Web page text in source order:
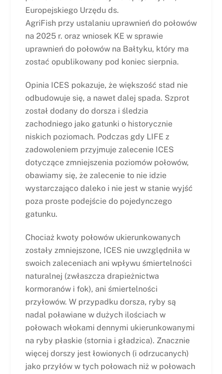
Europejskiego Urzędu ds.
AgriFish przy ustalaniu uprawnień do połowów
na 2025 r. oraz wniosek KE w sprawie
uprawnień do połowów na Bałtyku, który ma
zostać opublikowany pod koniec sierpnia.
Opinia ICES pokazuje, że większość stad nie
odbudowuje się, a nawet dalej spada. Szprot
został dodany do dorsza i śledzia
zachodniego jako gatunki o historycznie
niskich poziomach. Podczas gdy LIFE z
zadowoleniem przyjmuje zalecenie ICES
dotyczące zmniejszenia poziomów połowów,
obawiamy się, że zalecenie to nie idzie
wystarczająco daleko i nie jest w stanie wyjść
poza proste podejście do pojedynczego
gatunku.
Chociaż kwoty połowów ukierunkowanych
zostały zmniejszone, ICES nie uwzględniła w
swoich zaleceniach ani wpływu śmiertelności
naturalnej (zwłaszcza drapieżnictwa
kormoranów i fok), ani śmiertelności
przyłowów. W przypadku dorsza, ryby są
nadal poławiane w dużych ilościach w
połowach włokami dennymi ukierunkowanymi
na ryby płaskie (stornia i gładzica). Znacznie
więcej dorszy jest łowionych (i odrzucanych)
jako przyłów w tych połowach niż w połowach